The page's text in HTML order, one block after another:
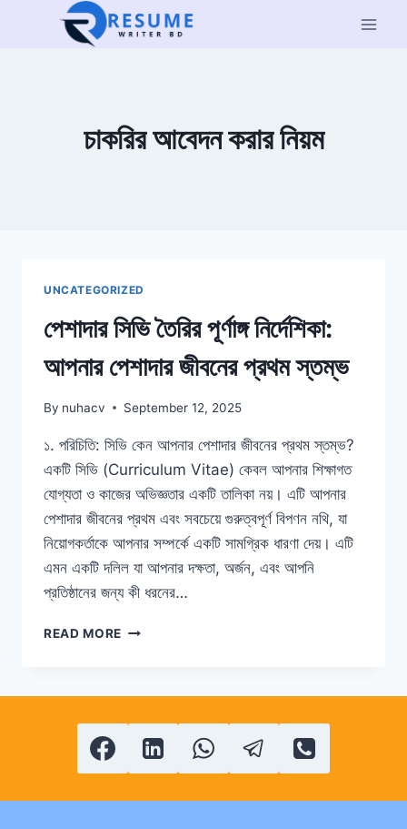
চাকরির আবেদন করার নিয়ম
UNCATEGORIZED
পেশাদার সিভি তৈরির পূর্ণাঙ্গ নির্দেশিকা:
আপনার পেশাদার জীবনের প্রথম স্তম্ভ
By nuhacv September 12, 2025
১. পরিচিতি: সিভি কেন আপনার পেশাদার জীবনের প্রথম স্তম্ভ?
একটি সিভি (Curriculum Vitae) কেবল আপনার শিক্ষাগত
যোগ্যতা ও কাজের অভিজ্ঞতার একটি তালিকা নয়। এটি আপনার
পেশাদার জীবনের প্রথম এবং সবচেয়ে গুরুত্বপূর্ণ বিপণন নথি, যা
নিয়োগকর্তাকে আপনার সম্পর্কে একটি সামগ্রিক ধারণা দেয়। এটি
এমন একটি দলিল যা আপনার দক্ষতা, অর্জন, এবং আপনি
প্রতিষ্ঠানের জন্য কী ধরনের…
READ MORE পেশাদার
আপনার
পেশাদার
জীবনের
স্তম্ভ